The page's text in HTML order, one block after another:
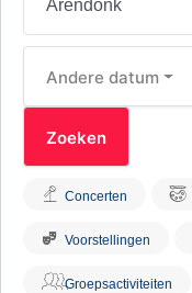
Andere datum
Concerten
Voorstellingen
Groepsactiviteiten